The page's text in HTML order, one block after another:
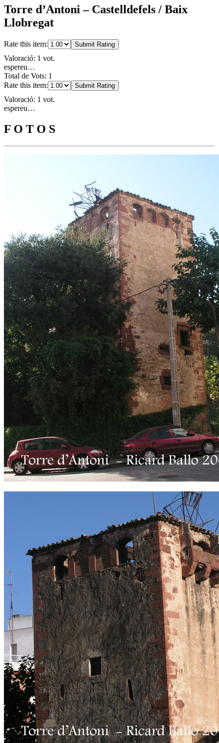
Torre d’Antoni – Castelldefels / Baix
Llobregat
Rate this item: Submit Rating
Valoració: 1 vot.
espereu…
Total de Vots: 1
Rate this item:
Submit Rating
Valoració: 1 vot.
espereu…
F O T O S